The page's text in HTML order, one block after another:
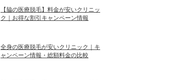
【脇の医療脱毛】料金が安いクリニッ
ク｜お得な割引キャンペーン情報
全身の医療脱毛が安いクリニック｜キ
ャンペーン情報・総額料金の比較